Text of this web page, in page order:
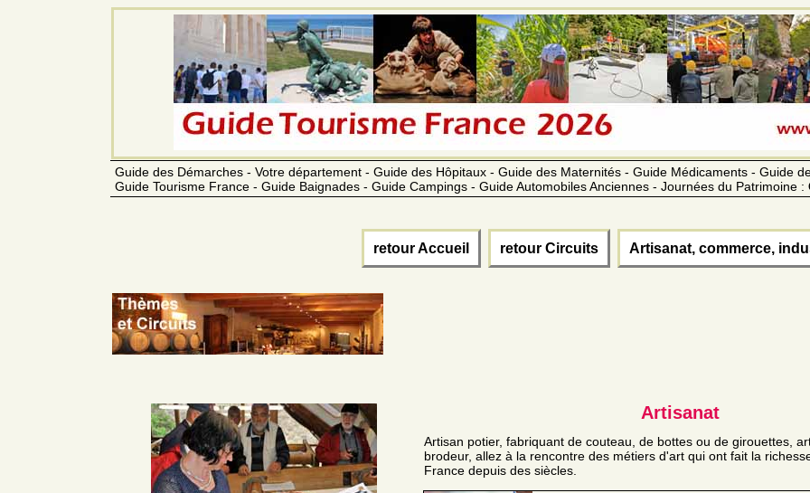
Guide des Démarches - Votre département - Guide des Hôpitaux - Guide des Maternités - Guide Médicaments - Guide
Guide Tourisme France - Guide Baignades - Guide Campings - Guide Automobiles Anciennes - Journées du Patrimoine :
retour Accueil retour Circuits Artisanat, commerce,
Artisanat
Artisan potier, fabriquant de couteau, de bottes ou de girouettes,
brodeur, allez à la rencontre des métiers d'art qui ont fait la
France depuis des siècles.